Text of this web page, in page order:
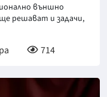
външно
решават и задачи,
714